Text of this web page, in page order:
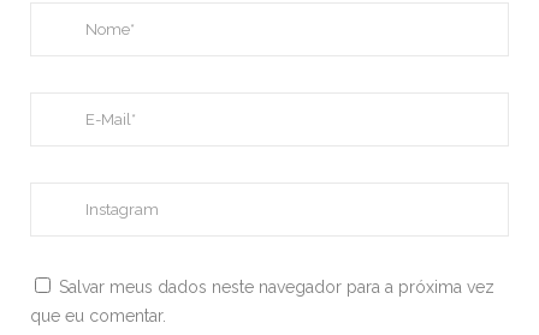
Salvar meus dados neste navegador para a próxima vez
que eu comentar.